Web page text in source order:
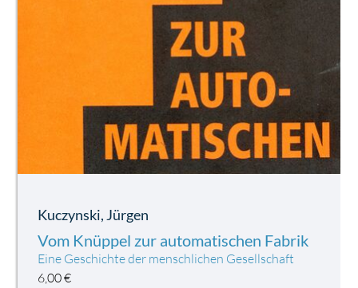
Kuczynski, Jürgen
Vom Knüppel zur automatischen Fabrik
Eine Geschichte der menschlichen Gesellschaft
6,00€